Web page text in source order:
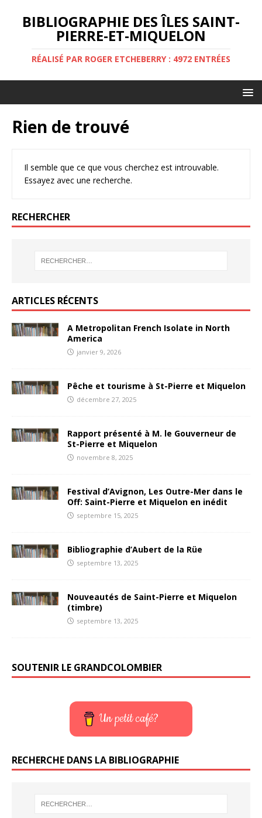
BIBLIOGRAPHIE DES ÎLES SAINT-
PIERRE-ET-MIQUELON
RÉALISÉ PAR ROGER ETCHEBERRY : 4972 ENTRÉES
Rien de trouvé
Il semble que ce que vous cherchez est introuvable.
Essayez avec une recherche.
RECHERCHER
ARTICLES RÉCENTS
A Metropolitan French Isolate in North
America
janvier 9, 2026
Pêche et tourisme à St-Pierre et Miquelon
décembre 27, 2025
Rapport présenté à M. le Gouverneur de
St-Pierre et Miquelon
novembre 8, 2025
Festival d’Avignon, Les Outre-Mer dans le
Off: Saint-Pierre et Miquelon en inédit
septembre 15, 2025
Bibliographie d’Aubert de la Rüe
septembre 13, 2025
Nouveautés de Saint-Pierre et Miquelon
(timbre)
septembre 13, 2025
SOUTENIR LE GRANDCOLOMBIER
Un petit café?
RECHERCHE DANS LA BIBLIOGRAPHIE